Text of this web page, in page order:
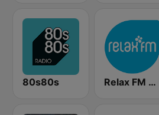
80s80s Relax FM Estonia